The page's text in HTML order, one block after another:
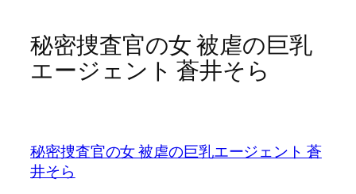
秘密捜査官の女 被虐の巨乳
エージェント 蒼井そら
秘密捜査官の女 被虐の巨乳エージェント 蒼
井そら